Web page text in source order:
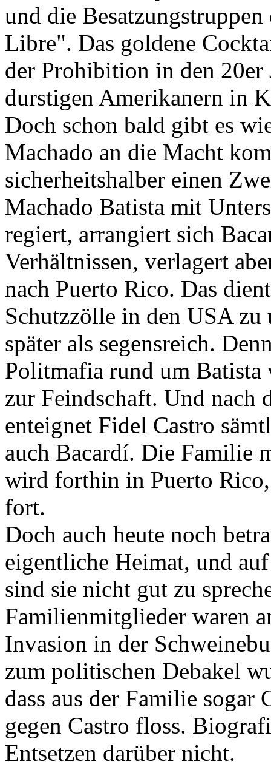
und die
Libre". Das goldene
der Prohibition in den 20er
durstigen Amerikanern in
Doch schon bald gibt es
Machado an die Macht
sicherheitshalber einen
Machado Batista mit
regiert, arrangiert sich
Verhältnissen, verlagert
nach Puerto Rico. Das
Schutzzölle in den USA zu
später als segensreich.
Politmafia rund um Batista
zur Feindschaft. Und nach
enteignet Fidel Castro
auch Bacardí. Die Familie
wird forthin in Puerto
fort.
Doch auch heute noch
eigentliche Heimat, und
sind sie nicht gut zu
Familienmitglieder waren
Invasion in der
zum politischen Debakel
dass aus der Familie
gegen Castro floss.
Entsetzen darüber nicht.